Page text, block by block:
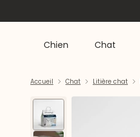
Chien Chat
Accueil Chat Litière chat